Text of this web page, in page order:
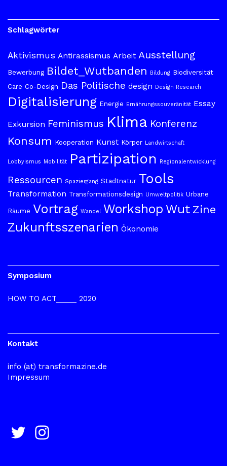
Schlagwörter
Aktivismus Antirassismus Arbeit Ausstellung
Bewerbung Bildet_Wutbanden Bildung Biodiversität
Care Co-Design Das Politische design Design Research
Digitalisierung Energie Ernährungssouveränität Essay
Exkursion Feminismus Klima Konferenz
Konsum Kooperation Kunst Körper Landwirtschaft
Lobbyismus Mobilität Partizipation Regionalentwicklung
Ressourcen Spaziergang Stadtnatur Tools
Transformation Transformationsdesign Umweltpolitik Urbane
Räume Vortrag Wandel Workshop Wut Zine
Zukunftsszenarien Ökonomie
Symposium
HOW TO ACT_____ 2020
Kontakt
info (at) transformazine.de
Impressum